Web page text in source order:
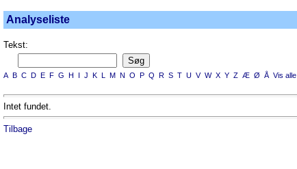
Analyseliste
Tekst:
A B C D E F G H I J K L M N O P Q R S T U V W X Y Z Æ Ø Å Vis alle
Intet fundet.
Tilbage